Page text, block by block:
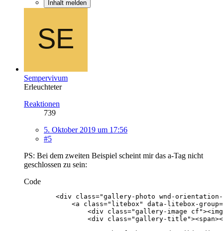
Inhalt melden
Sempervivum
Erleuchteter
Reaktionen
739
5. Oktober 2019 um 17:56
#5
PS: Bei dem zweiten Beispiel scheint mir das a-Tag nicht
geschlossen zu sein:
Code